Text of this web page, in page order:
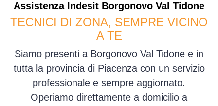
Assistenza Indesit Borgonovo Val Tidone
TECNICI DI ZONA, SEMPRE VICINO
A TE
Siamo presenti a Borgonovo Val Tidone e in
tutta la provincia di Piacenza con un servizio
professionale e sempre aggiornato.
Operiamo direttamente a domicilio a